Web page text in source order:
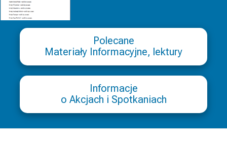
Polecane
Materiały Informacyjne, lektury
Informacje
o Akcjach i Spotkaniach